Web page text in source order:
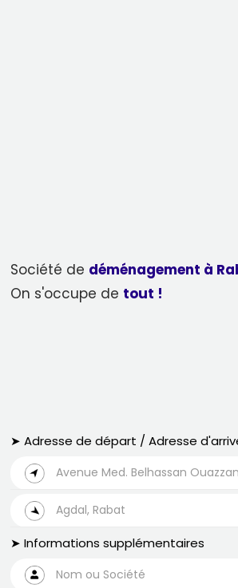
Société de déménagement à
On s'occupe de tout !
➤ Adresse de départ / Adresse
➤ Informations supplémentaires